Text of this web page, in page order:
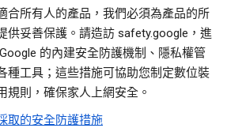
合所有人的產品，我們必須為產品的所
供妥善保護。請造訪 safety.google，進
的內建安全防護機制、隱私權管
種工具；這些措施可協助您制定數位裝
規則，確保家人上網安全。
取的安全防護措施